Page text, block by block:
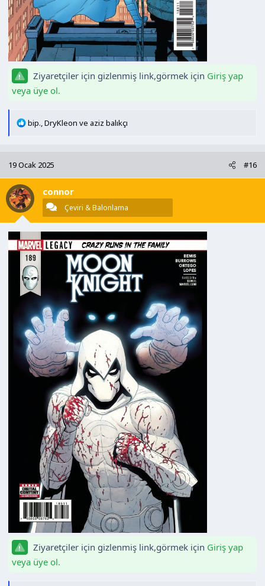
Ziyaretçiler için gizlenmiş link,görmek için Giriş yap
veya üye ol.
T
i
l
e
r
bip.,DryKleon ve aziz balıkçı
19 Ocak 2025 #16
connor
Çeviri & Balonlama
Ziyaretçiler için gizlenmiş link,görmek için Giriş yap
veya üye ol.